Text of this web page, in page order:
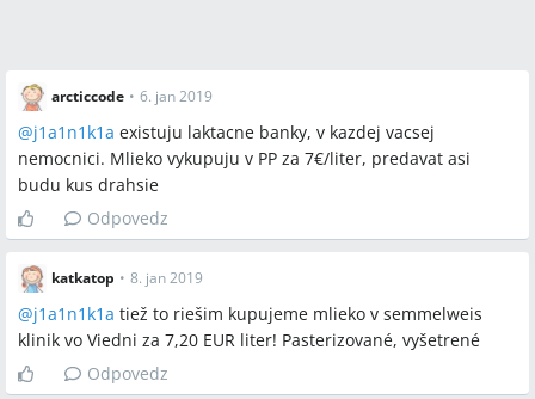
arcticcode • 6. jan 2019
@j1a1n1k1a existuju laktacne banky, v kazdej vacsej
nemocnici. Mlieko vykupuju v PP za 7€/liter, predavat asi
budu kus drahsie
Odpovedz
katkatop • 8. jan 2019
@j1a1n1k1a tiež to riešim kupujeme mlieko v semmelweis
klinik vo Viedni za 7,20 EUR liter! Pasterizované, vyšetrené
Odpovedz